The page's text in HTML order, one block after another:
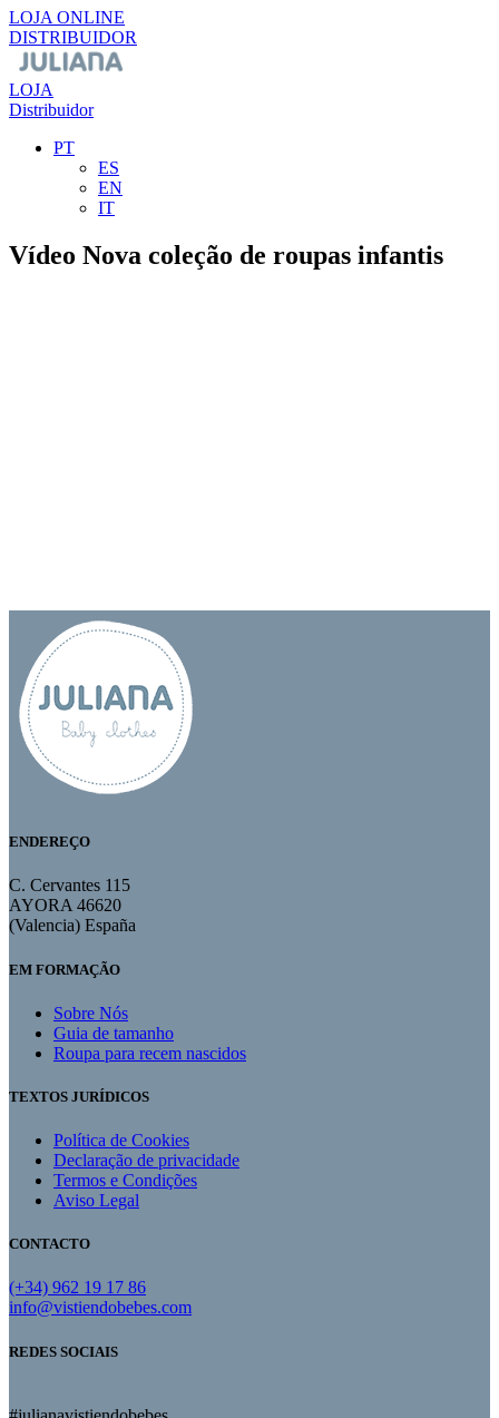
LOJA ONLINE
DISTRIBUIDOR
LOJA
Distribuidor
PT
ES
EN
IT
Vídeo Nova coleção de roupas infantis
ENDEREÇO
C. Cervantes 115
AYORA 46620
(Valencia) España
EM FORMAÇÃO
Sobre Nós
Guia de tamanho
Roupa para recem nascidos
TEXTOS JURÍDICOS
Política de Cookies
Declaração de privacidade
Termos e Condições
Aviso Legal
CONTACTO
(+34) 962 19 17 86
info@vistiendobebes.com
REDES SOCIAIS